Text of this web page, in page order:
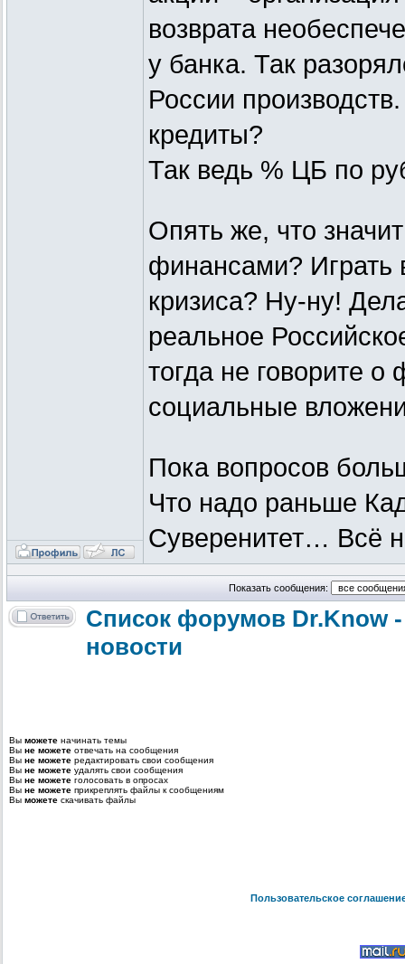
возврата
у банка. Так
России
кредиты?
Так ведь % ЦБ по
Опять же, что
финансами? Играть
кризиса? Ну-ну!
реальное
тогда не говорите
социальные
Пока вопросов
Что надо раньше
Суверенитет… Всё
Показать сообщения:
Список форумов Dr.Know
новости
Вы можете начинать темы
Вы не можете отвечать на сообщения
Вы не можете редактировать свои сообщения
Вы не можете удалять свои сообщения
Вы не можете голосовать в опросах
Вы не можете прикреплять файлы к сообщениям
Вы можете скачивать файлы
Пользовательское